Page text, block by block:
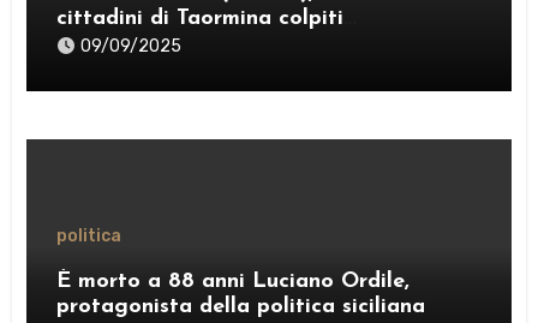
cittadini di Taormina colpiti
dall’ordinanza sui rifiuti; sostegno al
PRT”
09/09/2025
politica
È morto a 88 anni Luciano Ordile,
protagonista della politica siciliana